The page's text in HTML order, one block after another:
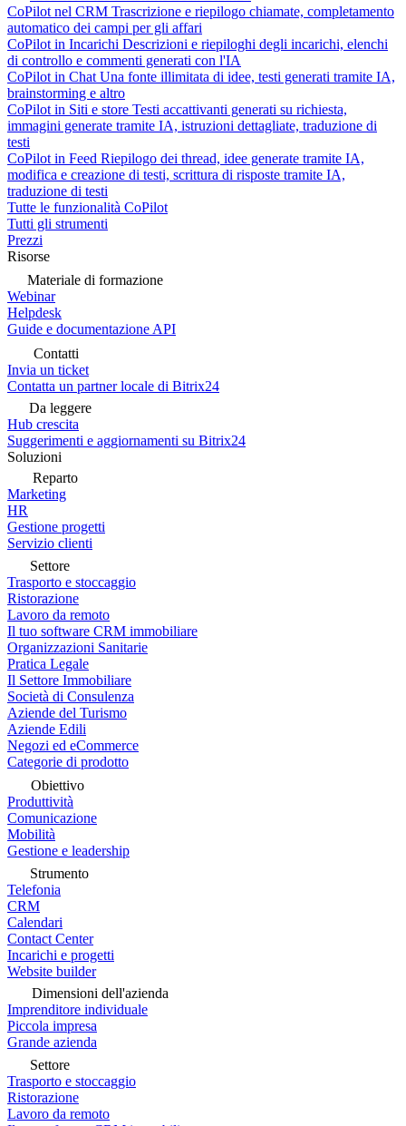
CoPilot nel CRM Trascrizione e riepilogo chiamate, completamento
automatico dei campi per gli affari
CoPilot in Incarichi Descrizioni e riepiloghi degli incarichi, elenchi
di controllo e commenti generati con l'IA
CoPilot in Chat Una fonte illimitata di idee, testi generati tramite IA,
brainstorming e altro
CoPilot in Siti e store Testi accattivanti generati su richiesta,
immagini generate tramite IA, istruzioni dettagliate, traduzione di
testi
CoPilot in Feed Riepilogo dei thread, idee generate tramite IA,
modifica e creazione di testi, scrittura di risposte tramite IA,
traduzione di testi
Tutte le funzionalità CoPilot
Tutti gli strumenti
Prezzi
Risorse
Materiale di formazione
Webinar
Helpdesk
Guide e documentazione API
Contatti
Invia un ticket
Contatta un partner locale di Bitrix24
Da leggere
Hub crescita
Suggerimenti e aggiornamenti su Bitrix24
Soluzioni
Reparto
Marketing
HR
Gestione progetti
Servizio clienti
Settore
Trasporto e stoccaggio
Ristorazione
Lavoro da remoto
Il tuo software CRM immobiliare
Organizzazioni Sanitarie
Pratica Legale
Il Settore Immobiliare
Società di Consulenza
Aziende del Turismo
Aziende Edili
Negozi ed eCommerce
Categorie di prodotto
Obiettivo
Produttività
Comunicazione
Mobilità
Gestione e leadership
Strumento
Telefonia
CRM
Calendari
Contact Center
Incarichi e progetti
Website builder
Dimensioni dell'azienda
Imprenditore individuale
Piccola impresa
Grande azienda
Settore
Trasporto e stoccaggio
Ristorazione
Lavoro da remoto